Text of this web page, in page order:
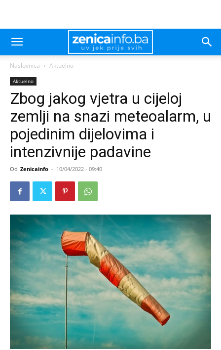
Naslovnica Aktuelno
Aktuelno
Zbog jakog vjetra u cijeloj
zemlji na snazi meteoalarm, u
pojedinim dijelovima i
intenzivnije padavine
Od Zenicainfo - 10/04/2022 - 09:40